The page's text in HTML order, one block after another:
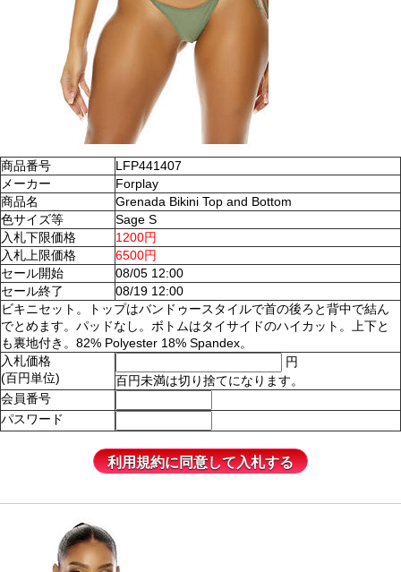
商品番号
LFP441407
メーカー
Forplay
商品名
Grenada Bikini Top and Bottom
色サイズ等
Sage S
入札下限価格
1200円
入札上限価格
6500円
セール開始
08/05 12:00
セール終了
08/19 12:00
ビキニセット。トップはバンドゥースタイルで首の後ろと背中で結ん
でとめます。パッドなし。ボトムはタイサイドのハイカット。上下と
も裏地付き。82% Polyester 18% Spandex。
入札価格
(百円単位)
円
百円未満は切り捨てになります。
会員番号
パスワード